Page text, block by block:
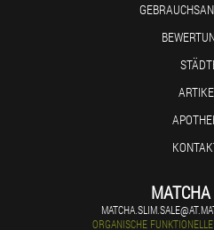
ORGANISCHE